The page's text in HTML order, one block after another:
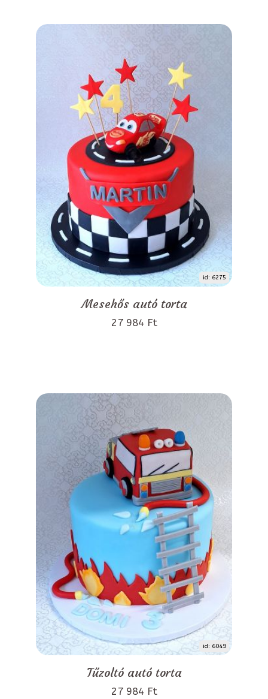
id: 6275
Mesehős autó torta
27 984 Ft
id: 6049
Tűzoltó autó torta
27 984 Ft